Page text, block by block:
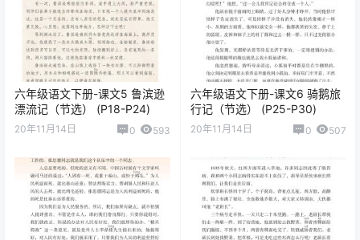
六年级语文下册-课文5 鲁滨逊
漂流记（节选） (P18-P24)
20年11月14日 0 593
六年级语文下册-课文6 骑鹅旅
行记（节选） (P25-P30)
20年11月14日 0 507